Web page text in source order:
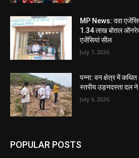
MP News: दवा
1.34 लाख बोतल
एजेंसियां सील
July 7, 2026
पन्ना: वन क्षेत्र में
स्तरीय उड़नदस्ता दल ने
July 6, 2026
POPULAR POSTS